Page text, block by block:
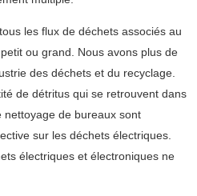
les flux de déchets associés au
ou grand. Nous avons plus de
des déchets et du recyclage.
de détritus qui se retrouvent dans
nettoyage de bureaux sont
sur les déchets électriques.
électriques et électroniques ne